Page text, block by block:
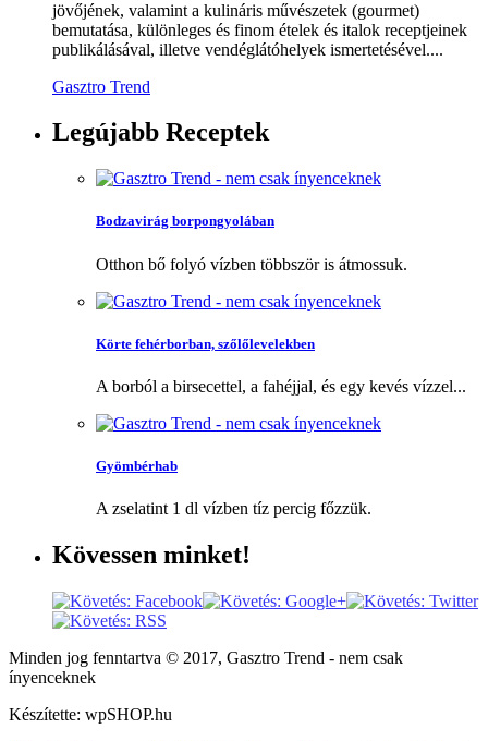
jövőjének, valamint a kulináris művészetek (gourmet)
bemutatása, különleges és finom ételek és italok receptjeinek
publikálásával, illetve vendéglátóhelyek ismertetésével....
Gasztro Trend
Legújabb Receptek
Bodzavirág borpongyolában
Otthon bő folyó vízben többször is átmossuk.
Körte fehérborban, szőlőlevelekben
A borból a birsecettel, a fahéjjal, és egy kevés vízzel...
Gyömbérhab
A zselatint 1 dl vízben tíz percig főzzük.
Kövessen minket!
Minden jog fenntartva © 2017, Gasztro Trend - nem csak
ínyenceknek
Készítette: wpSHOP.hu